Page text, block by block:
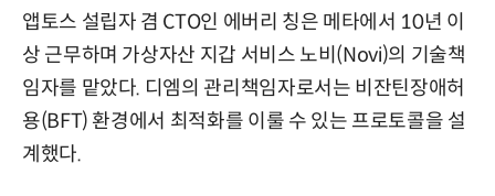
앱토스 설립자 겸 CTO인 에버리 칭은 메타에서 10년 이
상 근무하며 가상자산 지갑 서비스 노비(Novi)의 기술책
임자를 맡았다. 디엠의 관리책임자로서는 비잔틴장애허
용(BFT) 환경에서 최적화를 이룰 수 있는 프로토콜을 설
계했다.